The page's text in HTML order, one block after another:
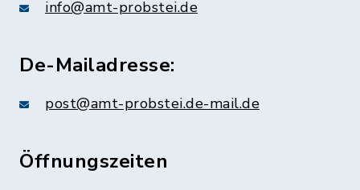
info@amt-probstei.de
De-Mailadresse:
post@amt-probstei.de-mail.de
Öffnungszeiten